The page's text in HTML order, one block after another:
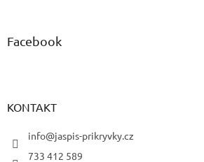
Facebook
KONTAKT
info@jaspis-prikryvky.cz
733 412 589